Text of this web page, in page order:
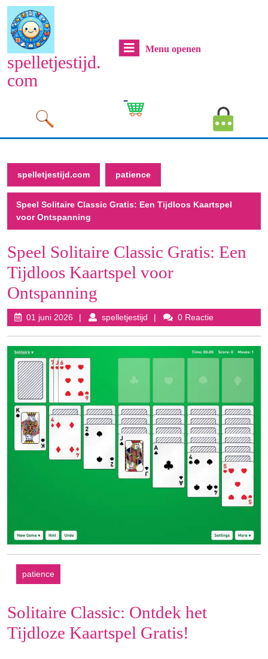
Naar
inhoud
gaan
spelletjestijd.
com
Menu openenMenu
Cart
spelletjestijd.com patience
Speel Solitaire Classic Gratis: Een Tijdloos Kaartspel
voor Ontspanning
Speel Solitaire Classic Gratis: Een
Tijdloos Kaartspel voor
Ontspanning
01 juni 2026 01
juni
spelletjestijd spelletjestijd0 Reactie
patience
Solitaire Classic: Ontdek het
Tijdloze Kaartspel Gratis!